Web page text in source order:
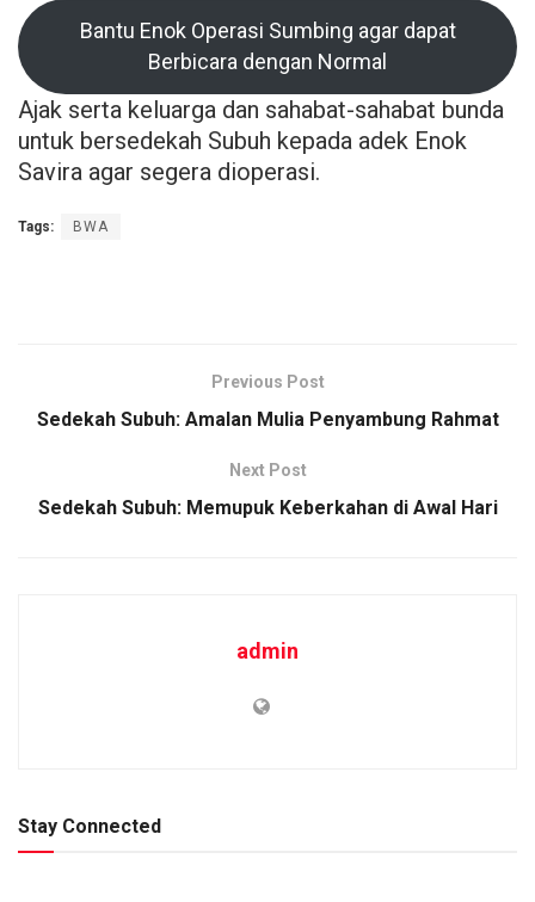
Bantu Enok Operasi Sumbing agar dapat
Berbicara dengan Normal
Ajak serta keluarga dan sahabat-sahabat bunda
untuk bersedekah Subuh kepada adek Enok
Savira agar segera dioperasi.
Tags: BWA
Previous Post
Sedekah Subuh: Amalan Mulia Penyambung Rahmat
Next Post
Sedekah Subuh: Memupuk Keberkahan di Awal Hari
admin
Stay Connected